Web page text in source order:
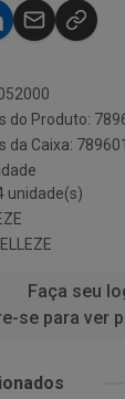
do Produto:
da Caixa:
unidade(s)
Faça seu
se para ver